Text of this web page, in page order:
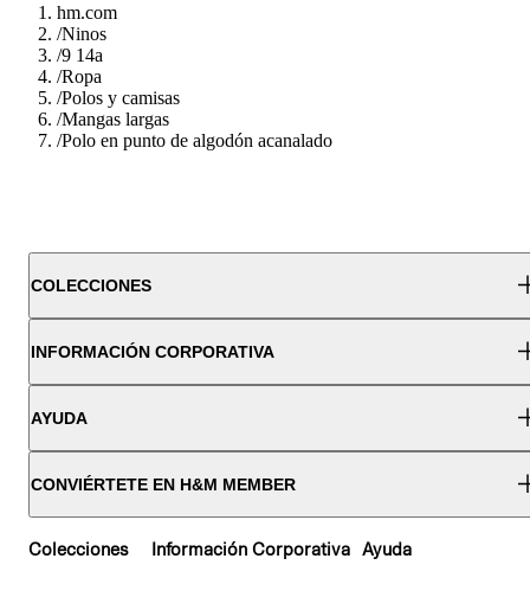
hm.com
/Ninos
/9 14a
/Ropa
/Polos y camisas
/Mangas largas
/Polo en punto de algodón acanalado
COLECCIONES
INFORMACIÓN CORPORATIVA
AYUDA
CONVIÉRTETE EN H&M MEMBER
Colecciones Información Corporativa Ayuda